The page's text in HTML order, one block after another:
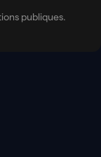
publiques.